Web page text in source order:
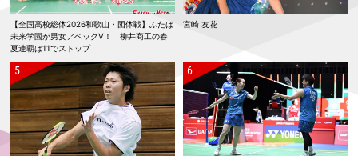
【全国高校総体2026和歌山・団体戦】ふたば
未来学園が男女アベックV！ 柳井商工の春
夏連覇は11でストップ
宮崎 友花